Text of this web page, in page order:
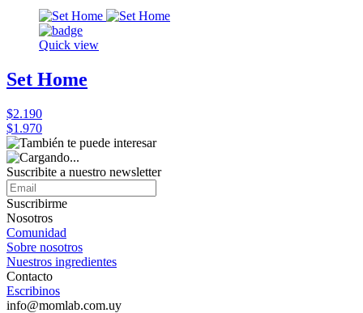
Quick view
Set Home
$2.190
$1.970
Suscribite a nuestro newsletter
Suscribirme
Nosotros
Comunidad
Sobre nosotros
Nuestros ingredientes
Contacto
Escribinos
info@momlab.com.uy